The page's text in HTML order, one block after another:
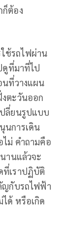
ก็ต้อง
ช้รถไฟผ่าน
ดูที่มาที่ไป
นที่วางแผน
ตะวันออก
ลี่ยนรูปแบบ
นการเดิน
ไม่ คำถามคือ
านแล้วจะ
ที่เราปฏิบัติ
ญกับรถไฟฟ้า
ด้ หรือเกิด